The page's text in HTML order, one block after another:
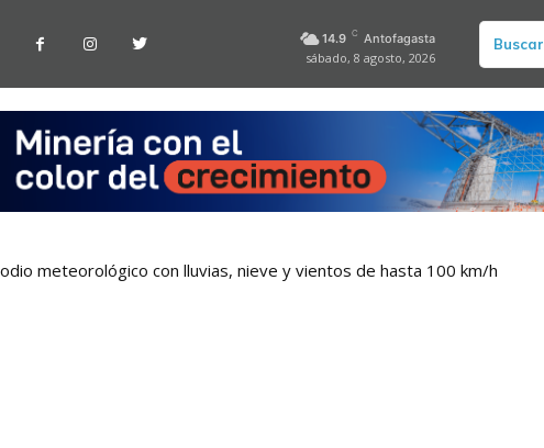
14.9 C Antofagasta
sábado, 8 agosto, 2026
Buscar
meteorológico con lluvias, nieve y vientos de hasta 100 km/h